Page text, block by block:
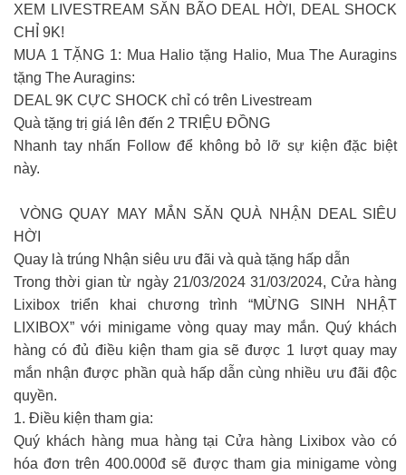
XEM LIVESTREAM SĂN BÃO DEAL HỜI, DEAL SHOCK
CHỈ 9K!
MUA 1 TẶNG 1: Mua Halio tặng Halio, Mua The Auragins
tặng The Auragins:
DEAL 9K CỰC SHOCK chỉ có trên Livestream
Quà tặng trị giá lên đến 2 TRIỆU ĐỒNG
Nhanh tay nhấn Follow để không bỏ lỡ sự kiện đặc biệt
này.
VÒNG QUAY MAY MẮN SĂN QUÀ NHẬN DEAL SIÊU
HỜI
Quay là trúng Nhận siêu ưu đãi và quà tặng hấp dẫn
Trong thời gian từ ngày 21/03/2024 31/03/2024, Cửa hàng
Lixibox triển khai chương trình “MỪNG SINH NHẬT
LIXIBOX” với minigame vòng quay may mắn. Quý khách
hàng có đủ điều kiện tham gia sẽ được 1 lượt quay may
mắn nhận được phần quà hấp dẫn cùng nhiều ưu đãi độc
quyền.
1. Điều kiện tham gia:
Quý khách hàng mua hàng tại Cửa hàng Lixibox vào có
hóa đơn trên 400.000đ sẽ được tham gia minigame vòng